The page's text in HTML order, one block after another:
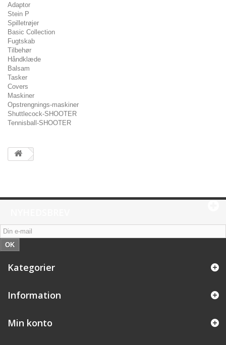
Adaptor
Stein P
Spilletrøjer
Basic Collection
Fugtskab
Tilbehør
Håndklæde
Balsam
Tasker
Covers
Maskiner
Opstrengnings-maskiner
Shuttlecock-SHOOTER
Tennisball-SHOOTER
OK
Kategorier
Information
Min konto